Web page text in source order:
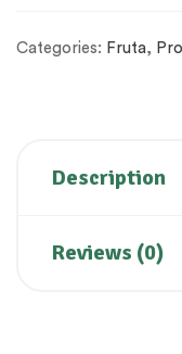
Categories: Fruta,
Description
Reviews (0)